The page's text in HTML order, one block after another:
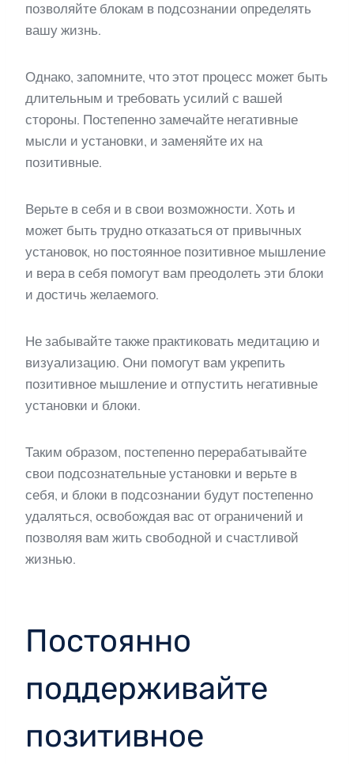
позволяйте блокам в подсознании определять
вашу жизнь.
Однако, запомните, что этот процесс может быть
длительным и требовать усилий с вашей
стороны. Постепенно замечайте негативные
мысли и установки, и заменяйте их на
позитивные.
Верьте в себя и в свои возможности. Хоть и
может быть трудно отказаться от привычных
установок, но постоянное позитивное мышление
и вера в себя помогут вам преодолеть эти блоки
и достичь желаемого.
Не забывайте также практиковать медитацию и
визуализацию. Они помогут вам укрепить
позитивное мышление и отпустить негативные
установки и блоки.
Таким образом, постепенно перерабатывайте
свои подсознательные установки и верьте в
себя, и блоки в подсознании будут постепенно
удаляться, освобождая вас от ограничений и
позволяя вам жить свободной и счастливой
жизнью.
Постоянно
поддерживайте
позитивное